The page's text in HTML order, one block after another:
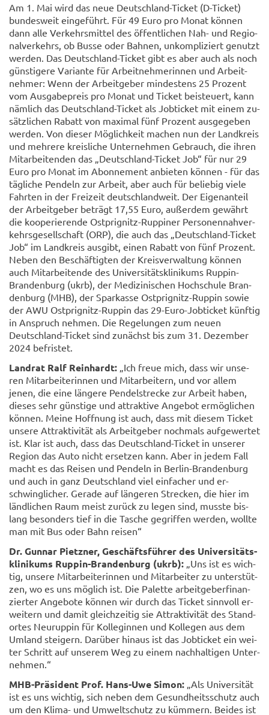
Am 1. Mai wird das neue Deutschland-​Ticket (D-​Ticket)
bun­des­weit ein­ge­führt. Für 49 Euro pro Monat kön­nen
dann alle Ver­kehrs­mit­tel des öf­fent­li­chen Nah- und Re­gio­
nal­ver­kehrs, ob Busse oder Bah­nen, un­kom­pli­ziert ge­nutzt
wer­den. Das Deutschland-​Ticket gibt es aber auch als noch
güns­ti­ge­re Va­ri­an­te für Ar­beit­neh­me­rin­nen und Ar­beit­
neh­mer: Wenn der Ar­beit­ge­ber min­des­tens 25 Pro­zent
vom Aus­ga­be­preis pro Monat und Ti­cket bei­steu­ert, kann
näm­lich das Deutschland-​Ticket als Job­ti­cket mit einem zu­
sätz­li­chen Ra­batt von ma­xi­mal fünf Pro­zent aus­ge­ge­ben
wer­den. Von die­ser Mög­lich­keit ma­chen nun der Land­kreis
und meh­re­re kreis­li­che Un­ter­neh­men Ge­brauch, die ihren
Mit­ar­bei­ten­den das „Deutschland-​Ticket Job“ für nur 29
Euro pro Monat im Abon­ne­ment an­bie­ten kön­nen - für das
täg­li­che Pen­deln zur Ar­beit, aber auch für be­lie­big viele
Fahr­ten in der Frei­zeit deutsch­land­weit. Der Ei­gen­an­teil
der Ar­beit­ge­ber be­trägt 17,55 Euro, au­ßer­dem ge­währt
die ko­ope­rie­ren­de Ostprignitz-​Ruppiner Per­so­nen­nah­ver­
kehrs­ge­sell­schaft (ORP), die auch das „Deutschland-​Ticket
Job“ im Land­kreis aus­gibt, einen Ra­batt von fünf Pro­zent.
Neben den Be­schäf­tig­ten der Kreis­ver­wal­tung kön­nen
auch Mit­ar­bei­ten­de des Uni­ver­si­täts­kli­ni­kums Ruppin-​
Brandenburg (ukrb), der Me­di­zi­ni­schen Hoch­schu­le Bran­
den­burg (MHB), der Spar­kas­se Ostprignitz-​Ruppin sowie
der AWU Ostprignitz-​Ruppin das 29-​Euro-Jobticket künf­tig
in An­spruch neh­men. Die Re­ge­lun­gen zum neuen
Deutschland-​Ticket sind zu­nächst bis zum 31. De­zem­ber
2024 be­fris­tet.
Land­rat Ralf Rein­hardt: „Ich freue mich, dass wir un­se­
ren Mit­ar­bei­te­rin­nen und Mit­ar­bei­tern, und vor allem
jenen, die eine län­ge­re Pen­del­stre­cke zur Ar­beit haben,
die­ses sehr güns­ti­ge und at­trak­ti­ve An­ge­bot er­mög­li­chen
kön­nen. Meine Hoff­nung ist auch, dass mit die­sem Ti­cket
un­se­re At­trak­ti­vi­tät als Ar­beit­ge­ber noch­mals auf­ge­wer­tet
ist. Klar ist auch, dass das Deutschland-​Ticket in un­se­rer
Re­gi­on das Auto nicht er­set­zen kann. Aber in jedem Fall
macht es das Rei­sen und Pen­deln in Berlin-​Brandenburg
und auch in ganz Deutsch­land viel ein­fa­cher und er­
schwing­li­cher. Ge­ra­de auf län­ge­ren Stre­cken, die hier im
länd­li­chen Raum meist zu­rück zu legen sind, muss­te bis­
lang be­son­ders tief in die Ta­sche ge­grif­fen wer­den, woll­te
man mit Bus oder Bahn rei­sen“
Dr. Gun­nar Pietz­ner, Ge­schäfts­füh­rer des Uni­ver­si­täts­
kli­ni­kums Ruppin-​Brandenburg (ukrb): „Uns ist es wich­
tig, un­se­re Mit­ar­bei­te­rin­nen und Mit­ar­bei­ter zu un­ter­stüt­
zen, wo es uns mög­lich ist. Die Pa­let­te ar­beit­ge­ber­fi­nan­
zier­ter An­ge­bo­te kön­nen wir durch das Ti­cket sinn­voll er­
wei­tern und damit gleich­zei­tig sie At­trak­ti­vi­tät des Stand­
or­tes Neu­rup­pin für Kol­le­gin­nen und Kol­le­gen aus dem
Um­land stei­gern. Dar­über hin­aus ist das Job­ti­cket ein wei­
ter Schritt auf un­se­rem Weg zu einem nach­hal­ti­gen Un­ter­
neh­men.“
MHB-​Präsident Prof. Hans-​Uwe Simon: „Als Uni­ver­si­tät
ist es uns wich­tig, sich neben dem Ge­sund­heits­schutz auch
um den Klima-​ und Um­welt­schutz zu küm­mern. Bei­des ist